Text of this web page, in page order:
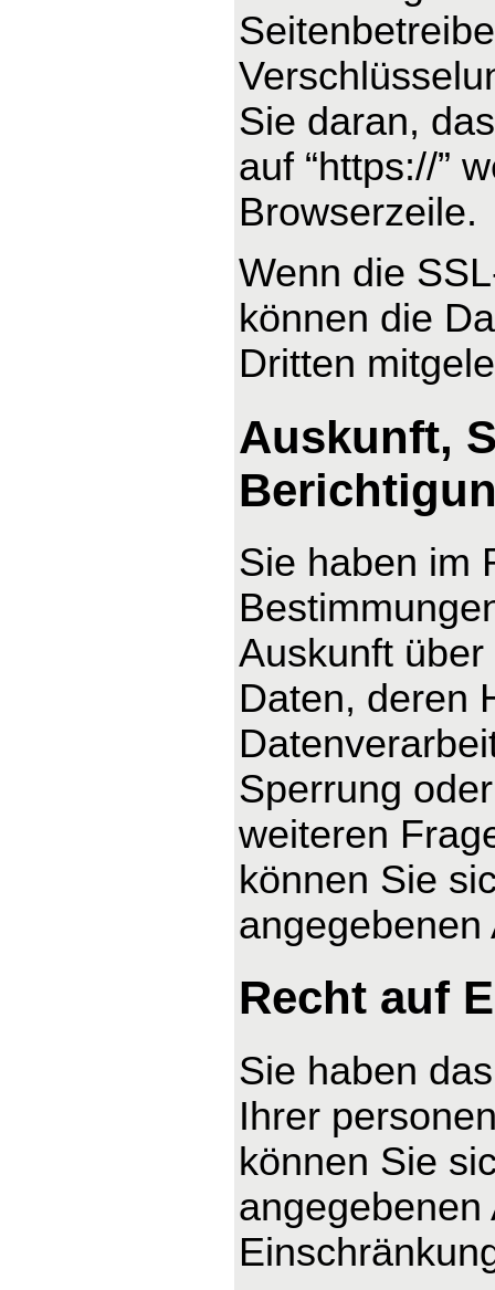
Sie daran,
auf “https://”
Browserzeile.
Wenn die
können die
Dritten
Auskunft,
Sie haben im
Auskunft
Daten, deren
Sperrung
weiteren
können Sie
Recht auf
Sie haben
Ihrer
können Sie